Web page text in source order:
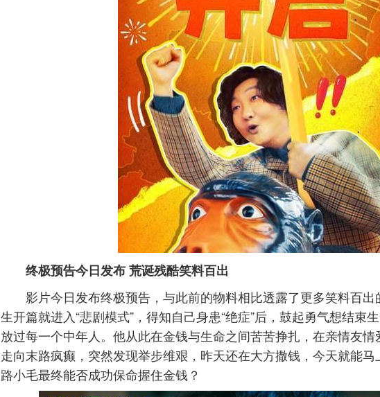
终极预告今日发布 荒诞残酷笑料百出
影片今日发布终极预告，与此前的物料相比透露了更多笑料百出
生开篇就进入“悲剧模式”，得知自己身患“绝症”后，鼓起勇气想结束
放过每一个中年人。他从此在金钱与生命之间苦苦挣扎，在亲情友
走向末路疯癫，突然发现举步维艰，昨天还在大方撒钱，今天就能
路小毛最终能否成功保命握住金钱？